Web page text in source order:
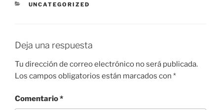
CATEGORÍAS
UNCATEGORIZED
Deja una respuesta
Tu dirección de correo electrónico no será publicada.
Los campos obligatorios están marcados con *
Comentario*